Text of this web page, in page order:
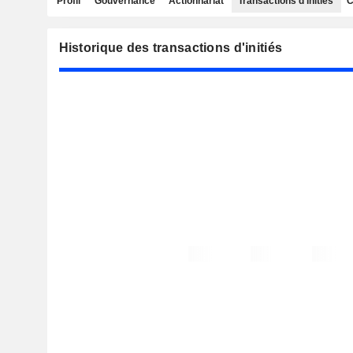
Historique des transactions d'initiés